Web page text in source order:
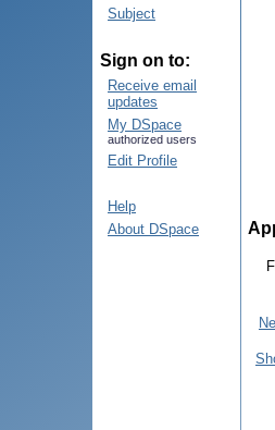
Subject
Sign on to:
Receive email
updates
My DSpace
authorized users
Edit Profile
Help
About DSpace